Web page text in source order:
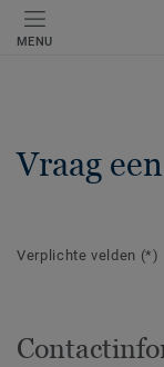
MENU
Vraag
Verplichte velden (*)